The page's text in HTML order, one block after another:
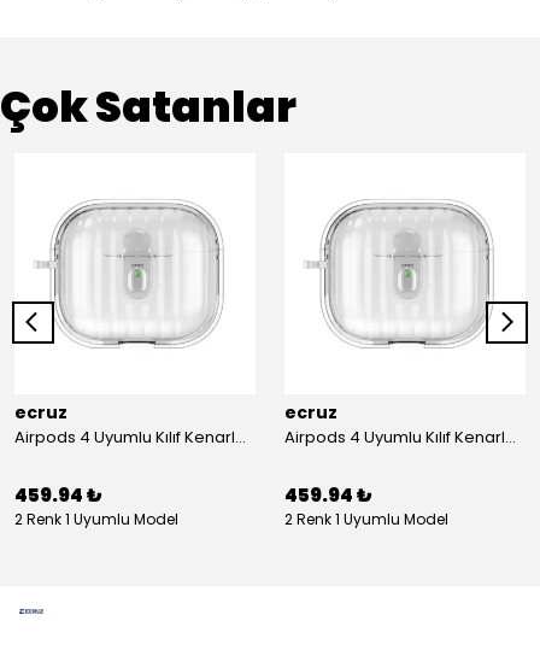
Çok Satanlar
ecruz
Airpods 4 Uyumlu Kılıf Kenarları Renkli Şeffaf Dilimli Silikon Ecruz Airbag 40 Uyumlu Kılıf
459.94 ₺
2 Renk 1 Uyumlu Model
ecruz
Airpods 4 Uyumlu Kılıf Kenarları Renkli Şeffaf Dilimli Silikon Ecruz Airbag 40 Uyumlu Kılıf
459.94 ₺
2 Renk 1 Uyumlu Model